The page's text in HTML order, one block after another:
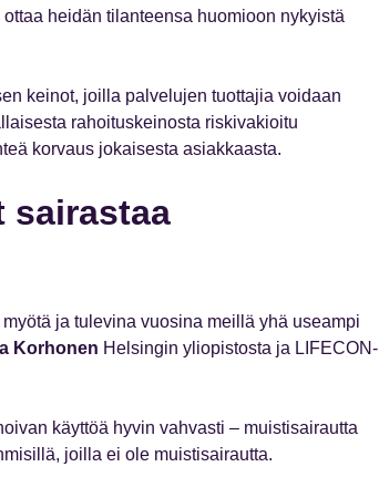
heidän tilanteensa huomioon nykyistä
keinot, joilla palvelujen tuottajia voidaan
rahoituskeinosta riskivakioitu
korvaus jokaisesta asiakkaasta.
sairastaa
ja tulevina vuosina meillä yhä useampi
Korhonen Helsingin yliopistosta ja LIFECON-
käyttöä hyvin vahvasti – muistisairautta
joilla ei ole muistisairautta.